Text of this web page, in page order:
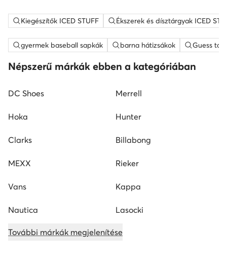
Kiegészítők ICED STUFF Ékszerek és dísztárgyak ICED
gyermek baseball sapkák barna hátizsákok Guess
Népszerű márkák ebben a kategóriában
DC Shoes Merrell
Hoka Hunter
Clarks Billabong
MEXX Rieker
Vans Kappa
Nautica Lasocki
További márkák megjelenítése